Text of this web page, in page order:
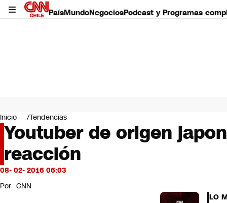
PaísMundoNegociosPodcast y Programas
Mundo
Negocios
Deportes
Programas completos
Cultura
Servicios
Bits
CNN Data
Inicio Tendencias
Youtuber de origen
reacción
08- 02- 2016 06:03
Por CNN
LO